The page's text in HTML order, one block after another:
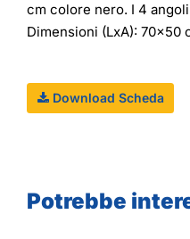
cm colore nero. I 4
Dimensioni (LxA): 70x50
Download Scheda
Potrebbe